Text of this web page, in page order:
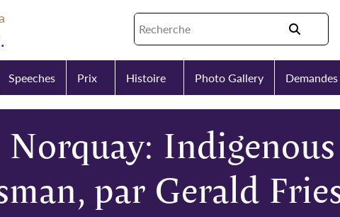
Speeches Prix Histoire Photo Gallery Demandes
par Gerald